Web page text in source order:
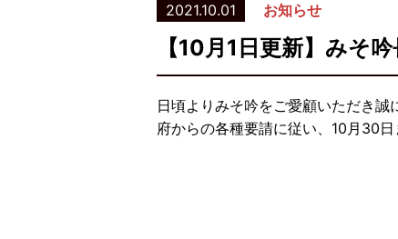
2021.10.01 お知らせ
【10月1日更新】みそ
日頃よりみそ吟をご愛顧いただき
府からの各種要請に従い、10月30